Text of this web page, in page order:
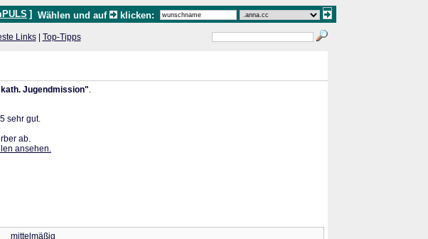
] Wählen und auf klicken:
Links| Top-Tipps
Jugendmission".
sehr gut.
ab.
ansehen.
mittelmäßig